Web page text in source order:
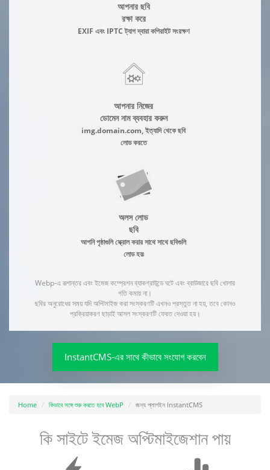
আপনার ছবি
রক্ষা করে
EXIF এবং IPTC ট্যাগ দ্বারা কপিরাইট সংরক্ষণ
আপনার নিজের
ডোমেন নাম ব্যবহার করুন
img.domain.com, ইত্যাদি থেকে ছবি
লোড করতে
অলস লোড
ছবি
আপনি পৃষ্ঠাগুলি স্ক্রোল করার সাথে সাথে ছবিগুলি
লোড হয়৷
Webp-এ রূপান্তর এবং ইমেজ কম্প্রেশন ব্যাকগ্রাউন্ডে ঘটে এবং ব্রাউজারে ছবি খোলার
গতি কমায় না।
ছবির অনুরোধের সময় যদি অপ্টিমাইজ করা সংস্করণটি এখনও প্রস্তুত না হয়, তবে কোনও
প্রক্রিয়াকরণ ছাড়াই আসল সংস্করণটি ফেরত দেওয়া হয়।
InstantCMS-এর সাথে কীভাবে সংযোগ করবেন
Home কিভাবে সঙ্গে শুরু করতে হবে WebP জন্য প্লাগইন InstantCMS
কি সাইটে ইমেজ অপ্টিমাইজেশান পায়